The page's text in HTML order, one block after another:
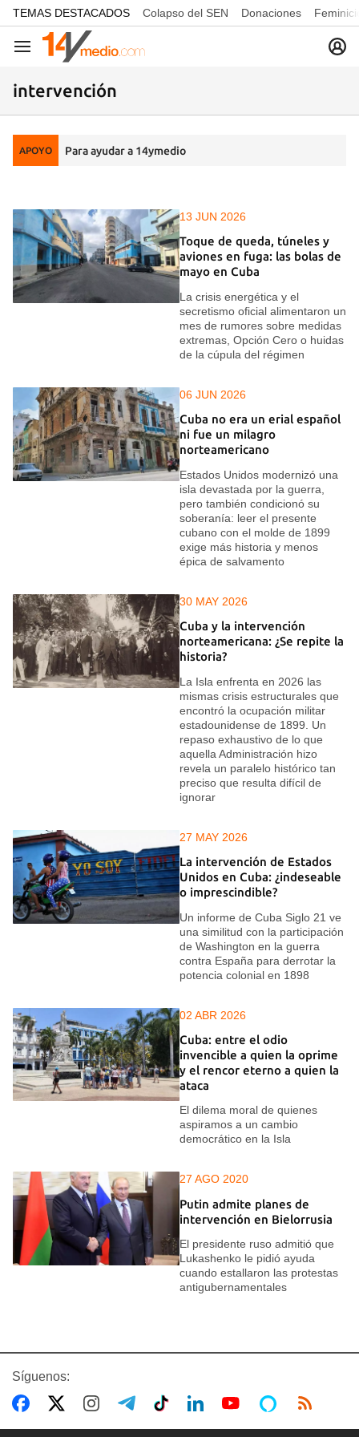
common.go-to-content
TEMAS DESTACADOS Colapso del SEN Donaciones
Navegación
intervención
APOYO Para ayudar a 14ymedio
13 JUN 2026
Toque de queda, túneles y
aviones en fuga: las bolas de
mayo en Cuba
La crisis energética y el
secretismo oficial alimentaron un
mes de rumores sobre medidas
extremas, Opción Cero o huidas
de la cúpula del régimen
06 JUN 2026
Cuba no era un erial español
ni fue un milagro
norteamericano
Estados Unidos modernizó una
isla devastada por la guerra,
pero también condicionó su
soberanía: leer el presente
cubano con el molde de 1899
exige más historia y menos
épica de salvamento
30 MAY 2026
Cuba y la intervención
norteamericana: ¿Se repite la
historia?
La Isla enfrenta en 2026 las
mismas crisis estructurales que
encontró la ocupación militar
estadounidense de 1899. Un
repaso exhaustivo de lo que
aquella Administración hizo
revela un paralelo histórico tan
preciso que resulta difícil de
ignorar
27 MAY 2026
La intervención de Estados
Unidos en Cuba: ¿indeseable
o imprescindible?
Un informe de Cuba Siglo 21 ve
una similitud con la participación
de Washington en la guerra
contra España para derrotar la
potencia colonial en 1898
02 ABR 2026
Cuba: entre el odio
invencible a quien la oprime
y el rencor eterno a quien la
ataca
El dilema moral de quienes
aspiramos a un cambio
democrático en la Isla
27 AGO 2020
Putin admite planes de
intervención en Bielorrusia
El presidente ruso admitió que
Lukashenko le pidió ayuda
cuando estallaron las protestas
antigubernamentales
Síguenos: